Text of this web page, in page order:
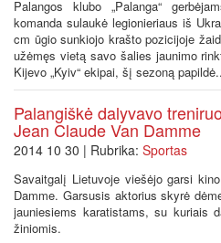
Palangos klubo „Palanga“
komanda sulaukė legionieriaus iš
cm ūgio sunkiojo krašto pozicijoje
užėmęs vietą savo šalies jaunimo
Kijevo „Kyiv“ ekipai, šį sezoną
Palangiškė dalyvavo
Jean Claude Van Damme
2014 10 30 | Rubrika: Sportas
Savaitgalį Lietuvoje viešėjo garsi
Damme. Garsusis aktorius skyrė
jauniesiems karatistams, su kuriais
žiniomis.